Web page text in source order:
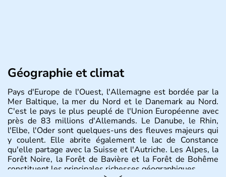
Géographie et climat
Pays d'Europe de l'Ouest, l'Allemagne est bordée par la
Mer Baltique, la mer du Nord et le Danemark au Nord.
C'est le pays le plus peuplé de l'Union Européenne avec
près de 83 millions d'Allemands. Le Danube, le Rhin,
l'Elbe, l'Oder sont quelques-uns des fleuves majeurs qui
y coulent. Elle abrite également le lac de Constance
qu'elle partage avec la Suisse et l'Autriche. Les Alpes, la
Forêt Noire, la Forêt de Bavière et la Forêt de Bohême
constituent les principales richesses géographiques.